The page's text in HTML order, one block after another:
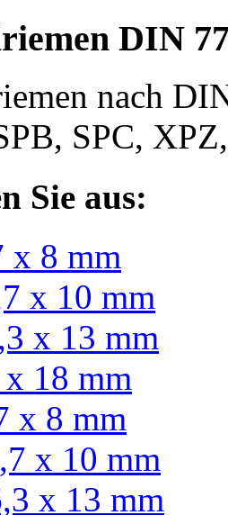
DIN
nach
SPC,
Sie aus:
x 8 mm
x 10 mm
x 13 mm
18 mm
x 8 mm
x 10 mm
x 13 mm